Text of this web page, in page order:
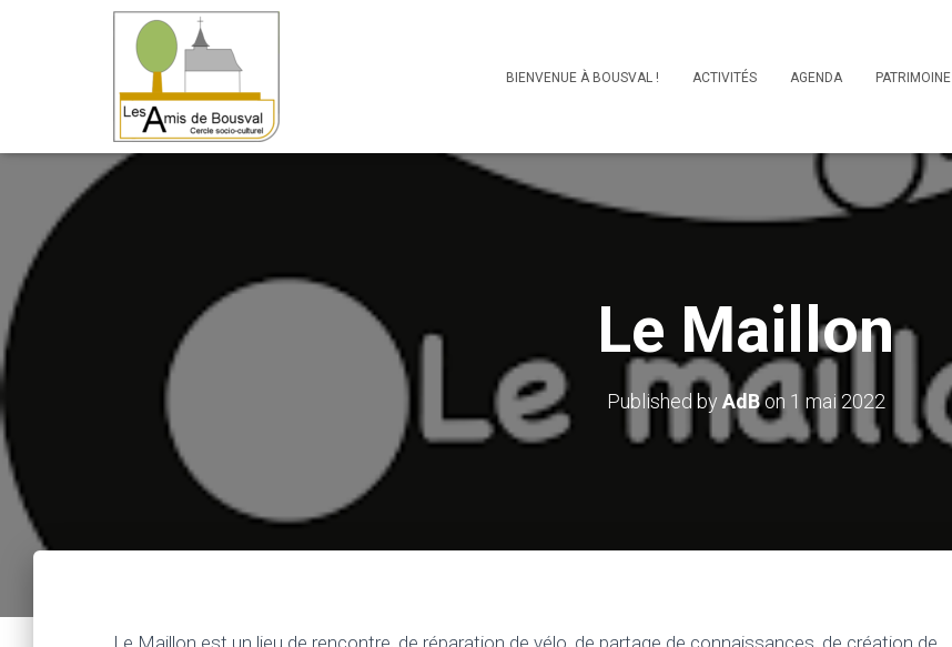
BIENVENUE À BOUSVAL ! ACTIVITÉS AGENDA PATRIMOINE
Le Maillon
Published by AdBon 1 mai 2022
Le Maillon est un lieu de rencontre, de réparation de vélo, de partage de connaissances, de création de